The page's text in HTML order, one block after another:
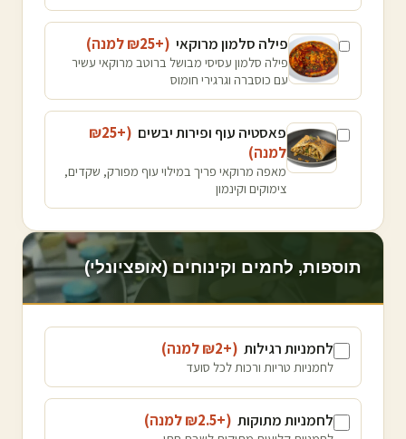
פילה סלמון מרוקאי (+₪
25 למנה)
פילה סלמון עסיסי מבושל ברוטב מרוקאי עשיר
עם כוסברה וגרגירי חומוס
פאסטיה עוף ופירות יבשים (+₪
25
למנה)
מאפה מרוקאי פריך במילוי עוף מפורק, שקדים,
צימוקים וקינמון
תוספות, לחמים וקינוחים (אופציונלי)
לחמניות רגילות (+₪
2 למנה)
לחמניות טריות ורכות לכל סועד
לחמניות מתוקות (+₪
2.5 למנה)